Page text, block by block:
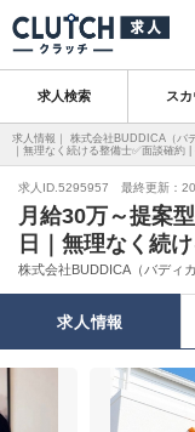
求人検索 スカ
求人情報｜ 株式会社BUDDICA（バ
｜無理なく続ける整備士✅面談確約
求人ID.5295957 最終更新：
月給30万～提案
日｜無理なく続
株式会社BUDDICA（バディ
求人情報